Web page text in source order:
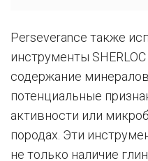
Perseverance также
инструменты
содержание
потенциальные
активности или
породах. Эти
не только наличие